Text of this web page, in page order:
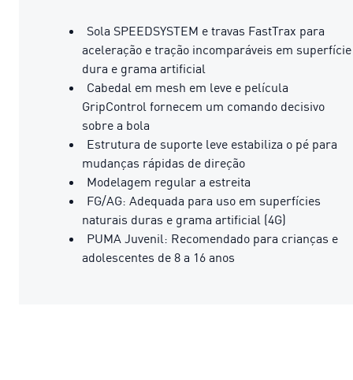
Sola SPEEDSYSTEM e travas FastTrax para
aceleração e tração incomparáveis ​​em superfície
dura e grama artificial
Cabedal em mesh em leve e película
GripControl fornecem um comando decisivo
sobre a bola
Estrutura de suporte leve estabiliza o pé para
mudanças rápidas de direção
Modelagem regular a estreita
FG/AG: Adequada para uso em superfícies
naturais duras e grama artificial (4G)
PUMA Juvenil: Recomendado para crianças e
adolescentes de 8 a 16 anos